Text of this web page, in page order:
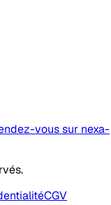
vous sur nexa-
CGV